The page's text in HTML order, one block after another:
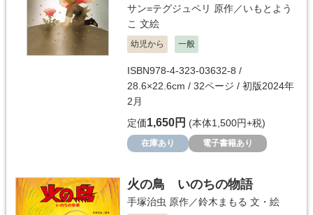
サン=テグジュペリ 原作／いもとよう
こ 文絵
幼児から 一般
ISBN978-4-323-03632-8 /
28.6×22.6cm / 32ページ / 初版2024年
2月
定価1,650円 (本体1,500円+税)
在庫あり 電子書籍あり
火の鳥 いのちの物語
手塚治虫 原作／鈴木まもる 文・絵